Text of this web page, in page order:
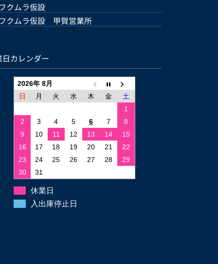
クムラ仮設
クムラ仮設 甲賀営業所
カレンダー
2026年 8月
日
月 火 水 木 金
土
1
2
3 4 5 6 7
8
9
10 11 12 13 14
15
16
17 18 19 20 21
22
23
24 25 26 27 28
29
30
31
休業日
入出庫停止日